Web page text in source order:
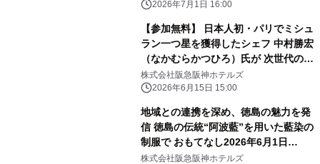
急電車」コラボフードを 販売します
2026年7月1日 16:00
【参加無料】 日本人初・パリでミシュ
ラン一つ星を獲得したシェフ 中村勝宏
（なかむらかつひろ）氏が 次世代の料
理人へ伝える開業25周年記念講演会
「食品ロス削減 私たちの責務」を開催
株式会社阪急阪神ホテルズ
2026年6月15日 15:00
地域との連携を深め、徳島の魅力を発
信 徳島の伝統“阿波藍”を用いた藍染の
制服で おもてなし2026年6月1日
（月）から 夏季限定で着用開始
株式会社阪急阪神ホテルズ